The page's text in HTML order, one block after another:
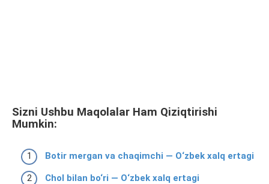
Sizni Ushbu Maqolalar Ham Qiziqtirishi
Mumkin:
Botir mergan va chaqimchi — O‘zbek xalq ertagi
Chol bilan bo‘ri — O‘zbek xalq ertagi